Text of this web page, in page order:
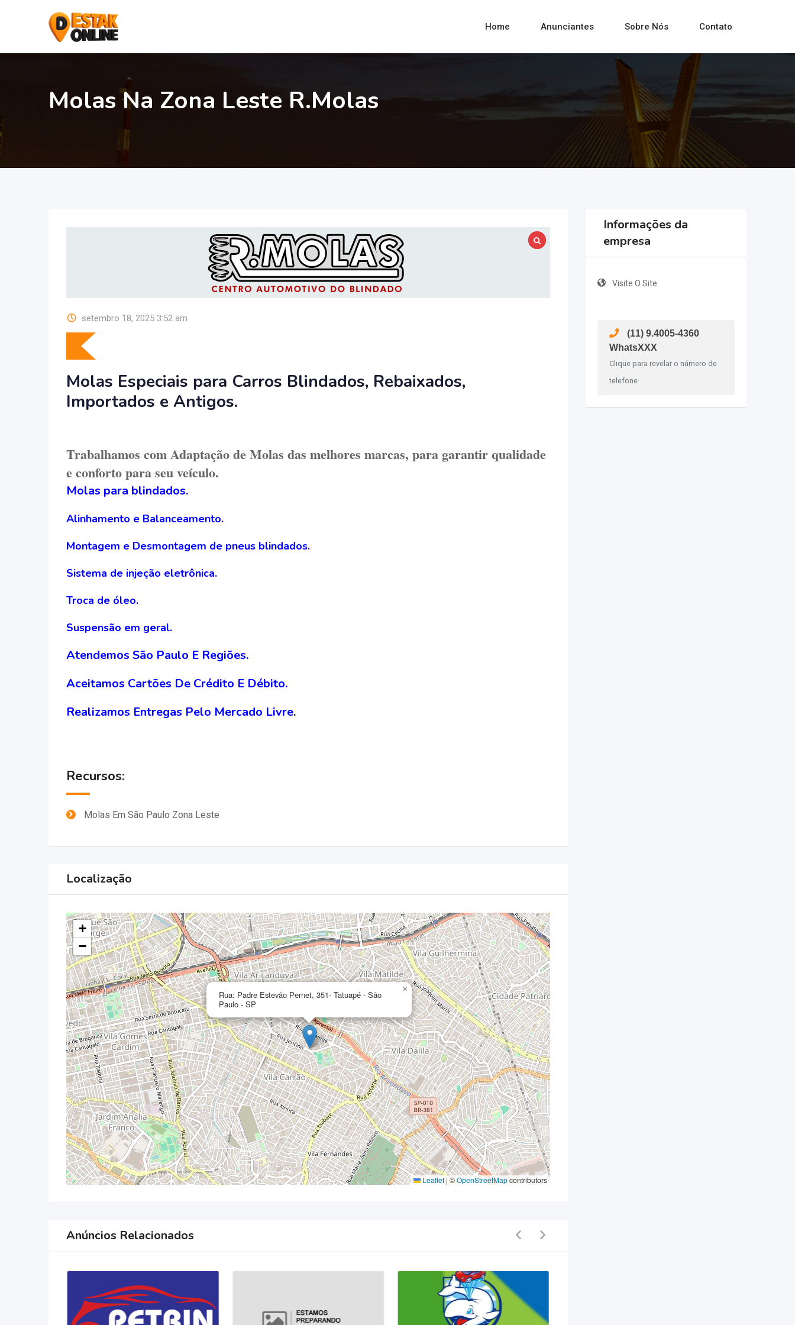
Home Anunciantes Sobre Nós Contato
Molas Na Zona Leste R.Molas
setembro 18, 2025 3:52 am
Molas Especiais para Carros Blindados, Rebaixados,
Importados e Antigos.
Trabalhamos com Adaptação de Molas das melhores marcas, para garantirqualidade
e conforto para seu veículo.
Molas para blindados.
Alinhamento e Balanceamento.
Montagem e Desmontagem de pneus blindados.
Sistema de injeção eletrônica.
Troca de óleo.
Suspensão em geral.
Atendemos São Paulo E Regiões.
Aceitamos Cartões De Crédito E Débito.
Realizamos Entregas Pelo Mercado Livre.
Recursos:
Molas Em São Paulo Zona Leste
Localização
Rua: Padre Estevão Pernet, 351- Tatuapé - São
Paulo - SP
×
+
−
Leaflet| ©OpenStreetMapcontributors
Anúncios Relacionados
Informações da
empresa
Visite O Site
(11) 9.4005-4360
WhatsXXX
Clique para revelar o número de
telefone